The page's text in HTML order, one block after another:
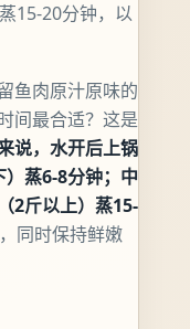
15-20分钟，以
鱼肉原汁原味的
间最合适？这是
说，水开后上锅
蒸6-8分钟；中
2斤以上）蒸15-
同时保持鲜嫩